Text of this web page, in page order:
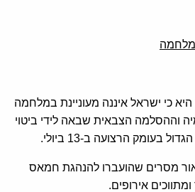
כי ישראל איננה מעוניינת במלחמה
וההסלמה הצבאית שבאה לידי ביטוי
בעומק הרצועה ב-13 ביולי.
מסרים שהועברו להנהגת חמאס
אירופים.